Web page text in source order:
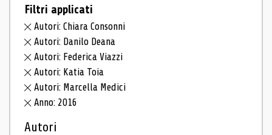
Filtri applicati
Autori: Chiara Consonni
Autori: Danilo Deana
Autori: Federica Viazzi
Autori: Katia Toia
Autori: Marcella Medici
Anno: 2016
Autori